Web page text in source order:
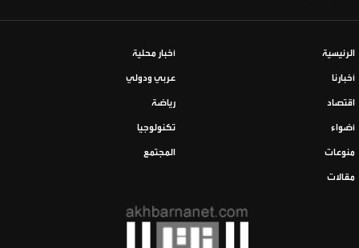
الرئيسية أخبار محلية
أخبارنا عربي ودولي
اقتصاد رياضة
أضواء تكنولوجيا
منوعات المجتمع
مقالات